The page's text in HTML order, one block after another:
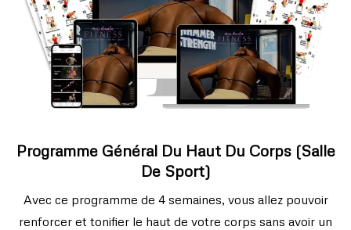
Programme Général Du Haut Du Corps (Salle
De Sport)
Avec ce programme de 4 semaines, vous allez pouvoir
renforcer et tonifier le haut de votre corps sans avoir un